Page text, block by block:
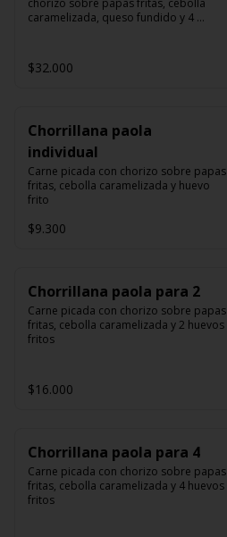
chorizo sobre papas fritas, cebolla
caramelizada, queso fundido y 4
$32.000
Chorrillana paola
individual
Carne picada con chorizo sobre papas
fritas, cebolla caramelizada y huevo
frito
$9.300
Chorrillana paola para 2
Carne picada con chorizo sobre papas
fritas, cebolla caramelizada y 2 huevos
fritos
$16.000
Chorrillana paola para 4
Carne picada con chorizo sobre papas
fritas, cebolla caramelizada y 4 huevos
fritos